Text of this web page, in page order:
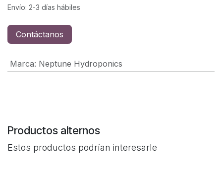
Envío: 2-3 días hábiles
Contáctanos
Marca: Neptune Hydroponics
Productos alternos
Estos productos podrían interesarle